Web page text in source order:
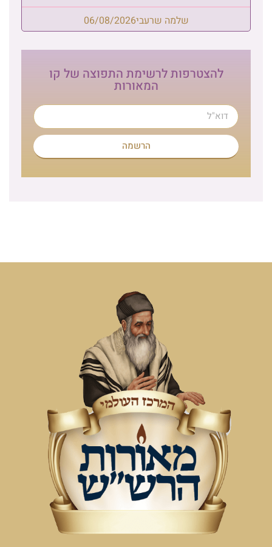
שלמה שרעבי06/08/2026
להצטרפות לרשימת התפוצה של קו
המאורות
הרשמה